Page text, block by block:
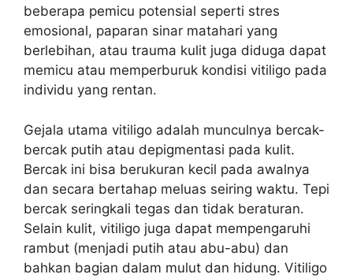
beberapa pemicu potensial seperti stres
emosional, paparan sinar matahari yang
berlebihan, atau trauma kulit juga diduga dapat
memicu atau memperburuk kondisi vitiligo pada
individu yang rentan.
Gejala utama vitiligo adalah munculnya bercak-
bercak putih atau depigmentasi pada kulit.
Bercak ini bisa berukuran kecil pada awalnya
dan secara bertahap meluas seiring waktu. Tepi
bercak seringkali tegas dan tidak beraturan.
Selain kulit, vitiligo juga dapat mempengaruhi
rambut (menjadi putih atau abu-abu) dan
bahkan bagian dalam mulut dan hidung. Vitiligo